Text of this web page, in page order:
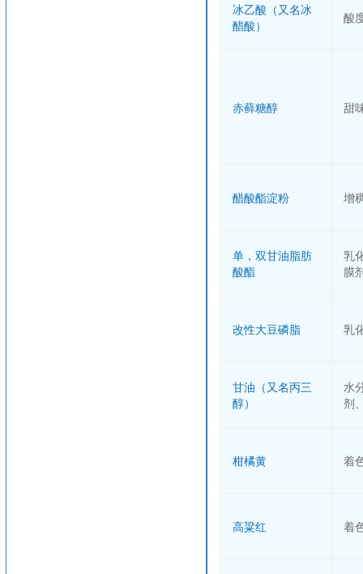
冰乙酸（又名冰
醋酸）
酸
赤藓糖醇 甜
醋酸酯淀粉 增
单，双甘油脂肪
酸酯
乳
膜
改性大豆磷脂 乳
甘油（又名丙三
醇）
水
剂
柑橘黄 着
高粱红 着